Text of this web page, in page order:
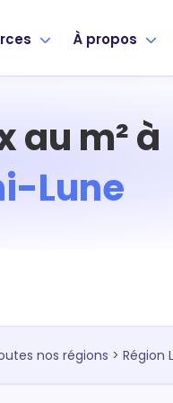
À propos
au m² à
Lune
nos régions > Région